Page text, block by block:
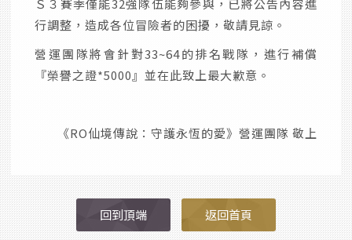
行調整，造成各位冒險者的困擾，敬請見諒。
營運團隊將會針對33~64的排名戰隊，進行補償
『榮譽之證*5000』並在此致上最大歉意。
《RO仙境傳說：守護永恆的愛》營運團隊 敬上
回到頂端 返回首頁